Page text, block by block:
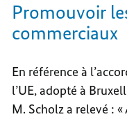
Promouvoir
commerciaux
En référence à
l’UE, adopté à
M. Scholz a relevé :